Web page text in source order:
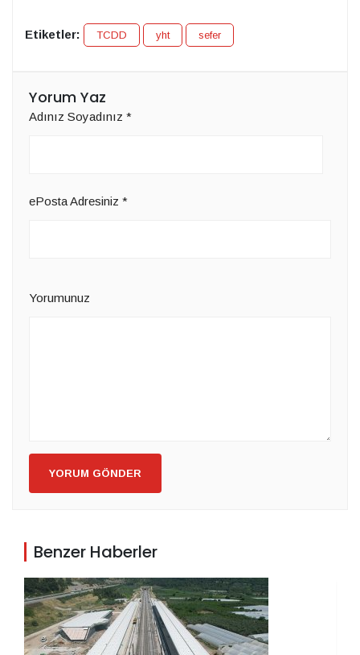
Etiketler: TCDD yht sefer
Yorum Yaz
Adınız Soyadınız *
ePosta Adresiniz *
Yorumunuz
YORUM GÖNDER
Benzer Haberler